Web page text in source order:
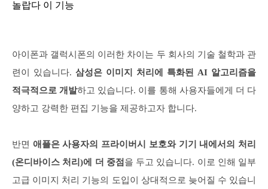
놀랍다 이 기능
아이폰과 갤럭시폰의 이러한 차이는 두 회사의 기술 철학과 관
련이 있습니다. 삼성은 이미지 처리에 특화된 AI 알고리즘을
적극적으로 개발하고 있습니다. 이를 통해 사용자들에게 더 다
양하고 강력한 편집 기능을 제공하고자 합니다.
반면 애플은 사용자의 프라이버시 보호와 기기 내에서의 처리
(온디바이스 처리)에 더 중점 을 두고 있습니다. 이로 인해 일부
고급 이미지 처리 기능의 도입이 상대적으로 늦어질 수 있습니